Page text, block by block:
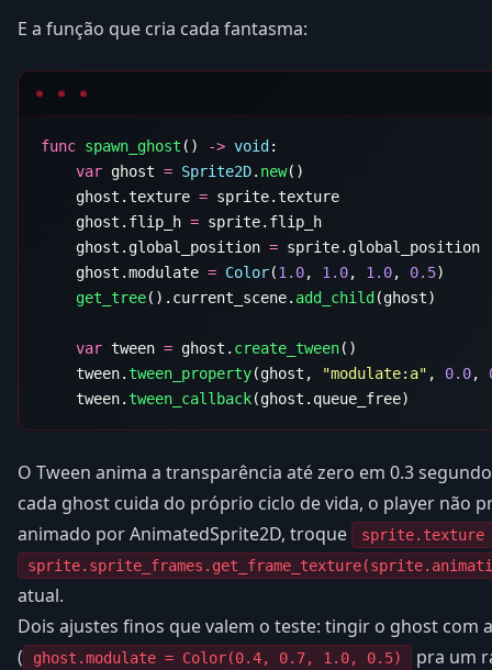
E a função que cria cada fantasma:
func spawn_ghost () -> void
    var
ghost = Sprite2D. new
    ghost.texture
=
    ghost.flip_h
=
    ghost.global_position
=
    ghost.modulate
= Color(1.0, 1.0, 1.0, 0.5
    get_tree
().current_scene. add_child
    var
tween = ghost. create_tween
    tween.
tween_property(ghost, "modulate:a" , 0.0,
    tween.
tween_callback
O Tween anima a transparência até zero em 0.3
cada ghost cuida do próprio ciclo de vida, o player não
animado por AnimatedSprite2D, troque
sprite.texture
atual.
Dois ajustes finos que valem o teste: tingir o ghost com
(
ghost.modulate = Color(0.4, 0.7, 1.0, 0.5)
pra um